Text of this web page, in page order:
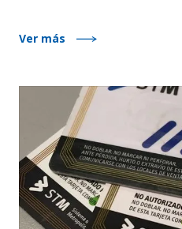
Ver más